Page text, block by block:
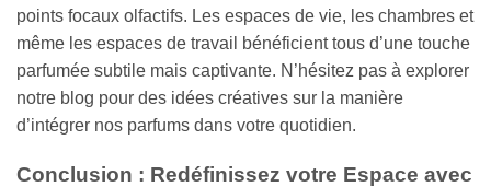
points focaux olfactifs. Les espaces de vie, les chambres et
même les espaces de travail bénéficient tous d’une touche
parfumée subtile mais captivante. N’hésitez pas à explorer
notre blog pour des idées créatives sur la manière
d’intégrer nos parfums dans votre quotidien.
Conclusion : Redéfinissez votre Espace avec